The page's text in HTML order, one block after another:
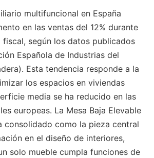
multifuncional en España
en las ventas del 12% durante
según los datos publicados
Española de Industrias del
Esta tendencia responde a la
los espacios en viviendas
media se ha reducido en las
europeas. La Mesa Baja Elevable
consolidado como la pieza central
en el diseño de interiores,
solo mueble cumpla funciones de